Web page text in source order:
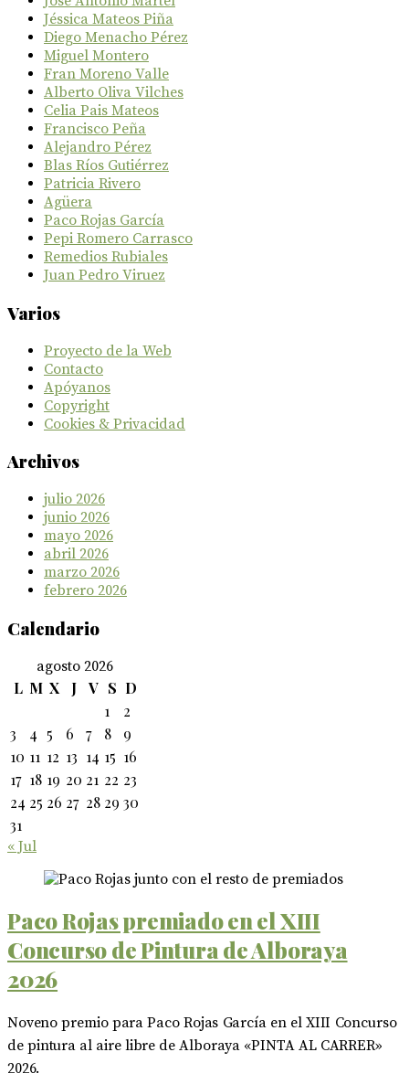
Jéssica Mateos Piña
Diego Menacho Pérez
Miguel Montero
Fran Moreno Valle
Alberto Oliva Vilches
Celia Pais Mateos
Francisco Peña
Alejandro Pérez
Blas Ríos Gutiérrez
Patricia Rivero
Agüera
Paco Rojas García
Pepi Romero Carrasco
Remedios Rubiales
Juan Pedro Viruez
Varios
Proyecto de la Web
Contacto
Apóyanos
Copyright
Cookies & Privacidad
Archivos
julio 2026
junio 2026
mayo 2026
abril 2026
marzo 2026
febrero 2026
Calendario
agosto 2026
L M X J V S D
1
2
3
4 5 6 7 8
9
10 11 12 13 14 15 16
17 18 19 20 21 22 23
24 25 26 27 28 29 30
31
« Jul
Paco Rojas premiado en el XIII
Concurso de Pintura de Alboraya
2026
Noveno premio para Paco Rojas García en el XIII Concurso
de pintura al aire libre de Alboraya «PINTA AL CARRER»
2026.